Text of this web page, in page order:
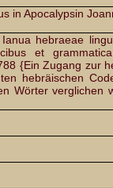
in Apocalypsin
hebraeae
et
{Ein Zugang zur
hebräischen
Wörter verglichen